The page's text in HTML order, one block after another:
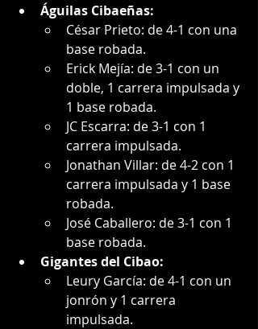
Águilas Cibaeñas:
César Prieto: de 4-1 con una
base robada.
Erick Mejía: de 3-1 con un
doble, 1 carrera impulsada y
1 base robada.
JC Escarra: de 3-1 con 1
carrera impulsada.
Jonathan Villar: de 4-2 con 1
carrera impulsada y 1 base
robada.
José Caballero: de 3-1 con 1
base robada.
Gigantes del Cibao:
Leury García: de 4-1 con un
jonrón y 1 carrera
impulsada.